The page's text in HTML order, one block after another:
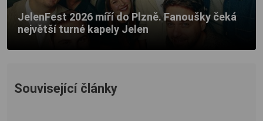
JelenFest 2026 míří do Plzně. Fanoušky čeká
největší turné kapely Jelen
Související články